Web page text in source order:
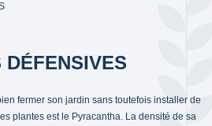
DÉFENSIVES
fermer son jardin sans toutefois installer de
plantes est le Pyracantha. La densité de sa